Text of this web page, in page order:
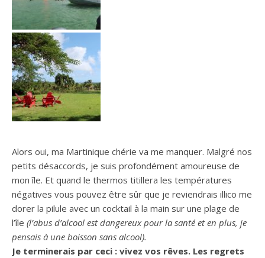
Alors oui, ma Martinique chérie va me manquer. Malgré nos
petits désaccords, je suis profondément amoureuse de
mon île. Et quand le thermos titillera les températures
négatives vous pouvez être sûr que je reviendrais illico me
dorer la pilule avec un cocktail à la main sur une plage de
l’île (l’abus d’alcool est dangereux pour la santé et en plus, je
pensais à une boisson sans alcool).
Je terminerais par ceci : vivez vos rêves. Les regrets